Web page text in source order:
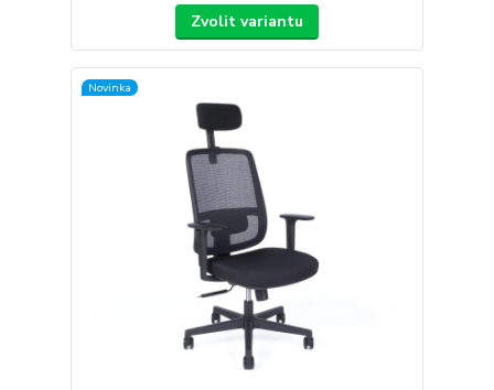
Zvolit variantu
Novinka